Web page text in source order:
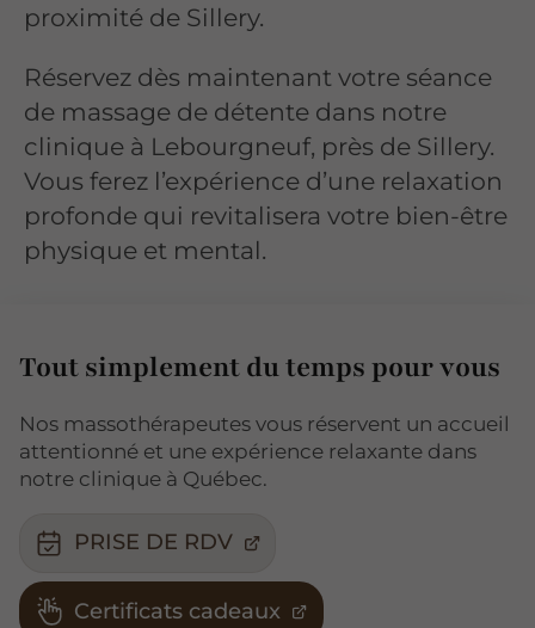
proximité de Sillery.
Réservez dès maintenant votre séance
de massage de détente dans notre
clinique à Lebourgneuf, près de Sillery.
Vous ferez l’expérience d’une relaxation
profonde qui revitalisera votre bien-être
physique et mental.
Tout simplement du temps pour vous
Nos massothérapeutes vous réservent un accueil
attentionné et une expérience relaxante dans
notre clinique à Québec.
PRISE DE RDV
Certificats cadeaux